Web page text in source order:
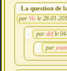
La question de
par Vic le 28-01-
par def le
par